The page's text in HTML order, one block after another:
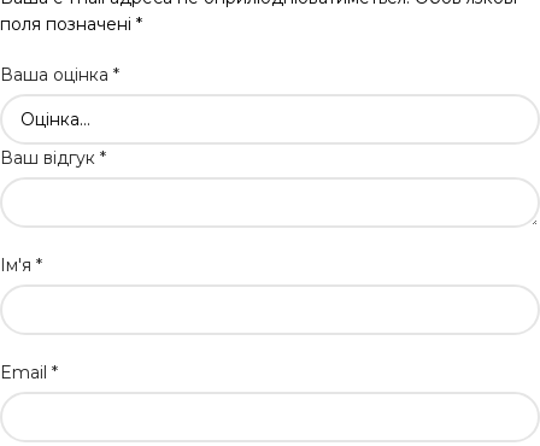
поля позначені *
Ваша оцінка *
Ваш відгук *
Ім'я *
Email *